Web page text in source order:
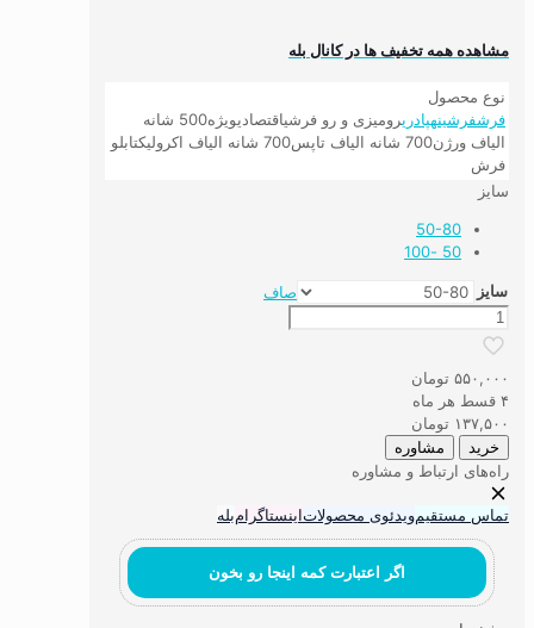
مشاهده همه تخفیف ها در کانال بله
نوع محصول
فرشفرشینهپادریرومیزی و رو فرشیاقتصادیویژه
500 شانه
الیاف ورژن700 شانه الیاف تاپس 700 شانه الیاف اکرولیک
تابلو
فرش
سایز
50-80
50 -100
سایز
صاف
پادری
مدرن
طرح
سایه
خاکستری
عدد
۵۵۰,۰۰۰ تومان
۴ قسط هر ماه
۱۳۷,۵۰۰ تومان
خرید مشاوره
راه‌های ارتباط و مشاوره
تماس مستقیمویدئوی محصولاتاینستاگرامبله
اگر اعتبارت کمه اینجا رو بخون